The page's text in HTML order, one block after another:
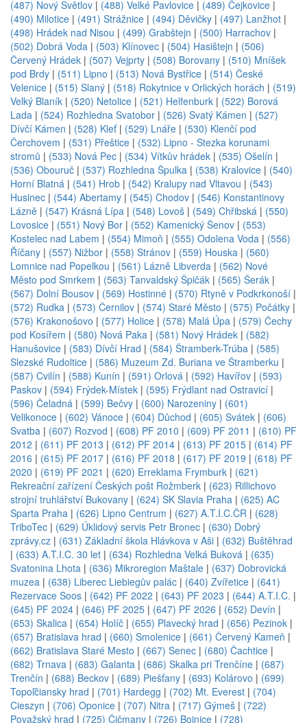
(487) Nový Světlov | (488) Velké Pavlovice | (489) Čejkovice |
(490) Milotice | (491) Strážnice | (494) Děvičky | (497) Lanžhot |
(498) Hrádek nad Nisou | (499) Grabštejn | (500) Harrachov |
(502) Dobrá Voda | (503) Klínovec | (504) Hasištejn | (506)
Červený Hrádek | (507) Vejprty | (508) Borovany | (510) Mníšek
pod Brdy | (511) Lipno | (513) Nová Bystřice | (514) České
Velenice | (515) Slaný | (518) Rokytnice v Orlických horách | (519)
Velký Blaník | (520) Netolice | (521) Helfenburk | (522) Borová
Lada | (524) Rozhledna Svatobor | (526) Svatý Kámen | (527)
Dívčí Kámen | (528) Kleť| (529) Lnáře | (530) Klenčí pod
Čerchovem | (531) Přeštice | (532) Lipno - Stezka korunami
stromů | (533) Nová Pec | (534) Vítkův hrádek | (535) Ošelín |
(536) Obouruč | (537) Rozhledna Špulka | (538) Kralovice | (540)
Horní Blatná | (541) Hrob | (542) Kralupy nad Vltavou | (543)
Husinec | (544) Abertamy | (545) Chodov | (546) Konstantinovy
Lázně | (547) Krásná Lípa | (548) Lovoš | (549) Chřibská | (550)
Lovosice | (551) Nový Bor | (552) Kamenický Šenov | (553)
Kostelec nad Labem | (554) Mimoň | (555) Odolena Voda | (556)
Říčany | (557) Nižbor | (558) Stránov | (559) Houska | (560)
Lomnice nad Popelkou | (561) Lázně Libverda | (562) Nové
Město pod Smrkem | (563) Tanvaldský Špičák | (565) Šerák |
(567) Dolní Bousov | (569) Hostinné | (570) Rtyně v Podkrkonoší |
(572) Rudka | (573) Černilov | (574) Staré Město | (575) Počátky |
(576) Krakonošovo | (577) Holice | (578) Malá Úpa | (579) Čechy
pod Kosířem | (580) Nová Paka | (581) Nový Hrádek | (582)
Hanušovice | (583) Dívčí Hrad | (584) Štramberk-Trúba | (585)
Slezské Rudoltice | (586) Muzeum Zd. Buriana ve Štramberku |
(587) Cvilín | (588) Kunín | (591) Orlová | (592) Havířov | (593)
Paskov | (594) Frýdek-Místek | (595) Frýdlant nad Ostravicí |
(596) Čeladná | (599) Bečvy | (600) Narozeniny | (601)
Velikonoce | (602) Vánoce | (604) Důchod | (605) Svátek | (606)
Svatba | (607) Rozvod | (608) PF 2010 | (609) PF 2011 | (610) PF
2012 | (611) PF 2013 | (612) PF 2014 | (613) PF 2015 | (614) PF
2016 | (615) PF 2017 | (616) PF 2018 | (617) PF 2019 | (618) PF
2020 | (619) PF 2021 | (620) Erreklama Frymburk | (621)
Rekreační zařízení Českých pošt Rožmberk | (623) Rillichovo
strojní truhlářství Bukovany | (624) SK Slavia Praha | (625) AC
Sparta Praha | (626) Lipno Centrum | (627) A.T.I.C.ČR | (628)
TriboTec | (629) Úklidový servis Petr Bronec | (630) Dobrý
zprávy.cz | (631) Základní škola Hlávkova v Aši | (632) Buštěhrad
| (633) A.T.I.C. 30 let | (634) Rozhledna Velká Buková | (635)
Svatonina Lhota | (636) Mikroregion Maštale | (637) Dobrovická
muzea | (638) Liberec Liebiegův palác | (640) Zvířetice | (641)
Rezervace Soos | (642) PF 2022 | (643) PF 2023 | (644) A.T.I.C. |
(645) PF 2024 | (646) PF 2025 | (647) PF 2026 | (652) Devín |
(653) Skalica | (654) Holíč | (655) Plavecký hrad | (656) Pezinok |
(657) Bratislava hrad | (660) Smolenice | (661) Červený Kameň |
(662) Bratislava Staré Mesto | (667) Senec | (680) Čachtice |
(682) Trnava | (683) Galanta | (686) Skalka pri Trenčíne | (687)
Trenčín | (688) Beckov | (689) Piešťany | (693) Kolárovo | (699)
Topoľčiansky hrad | (701) Hardegg | (702) Mt. Everest | (704)
Cieszyn | (706) Oponice | (707) Nitra | (717) Gýmeš | (722)
Považský hrad | (725) Čičmany | (726) Bojnice | (728)